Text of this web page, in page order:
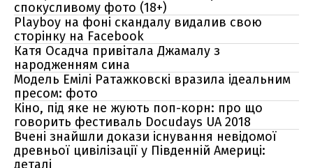
спокусливому фото (18+)
Playboy на фоні скандалу видалив свою
сторінку на Facebook
Катя Осадча привітала Джамалу з
народженням сина
Модель Емілі Ратажковскі вразила ідеальним
пресом: фото
Кіно, під яке не жують поп-корн: про що
говорить фестиваль Docudays UA 2018
Вчені знайшли докази існування невідомої
древньої цивілізації у Південній Америці:
деталі